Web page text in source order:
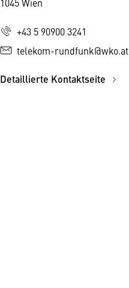
+43 5 90900 3241
telekom-rundfunk@wko.at
Detaillierte Kontaktseite